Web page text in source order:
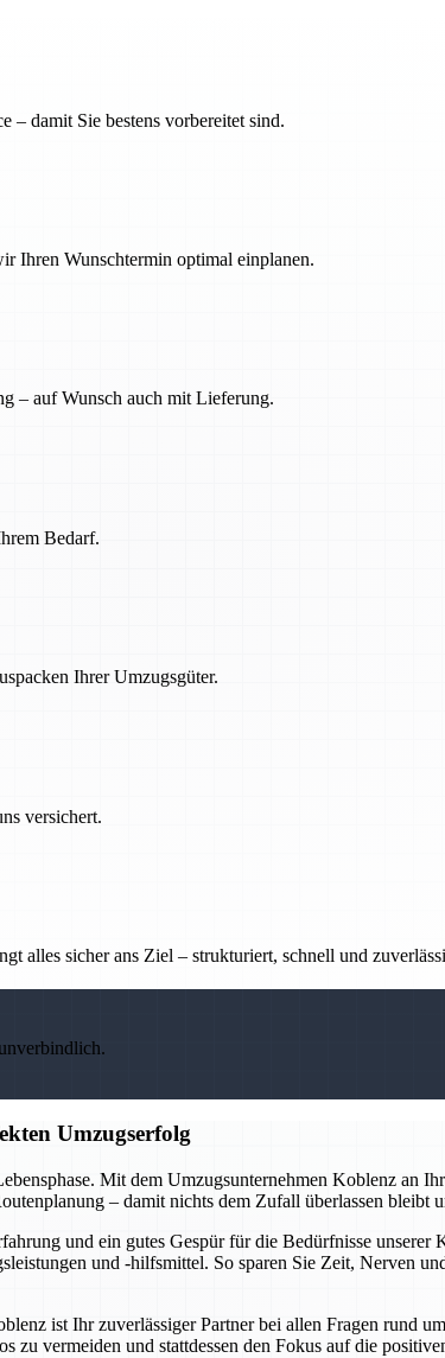
– damit Sie bestens vorbereitet sind.
Ihren Wunschtermin optimal einplanen.
– auf Wunsch auch mit Lieferung.
Bedarf.
Ihrer Umzugsgüter.
versichert.
alles sicher ans Ziel – strukturiert, schnell und
Umzugserfolg
Mit dem Umzugsunternehmen Koblenz an
– damit nichts dem Zufall überlassen bleibt
und ein gutes Gespür für die Bedürfnisse
und -hilfsmittel. So sparen Sie Zeit, Nerven
ist Ihr zuverlässiger Partner bei allen Fragen rund
vermeiden und stattdessen den Fokus auf die